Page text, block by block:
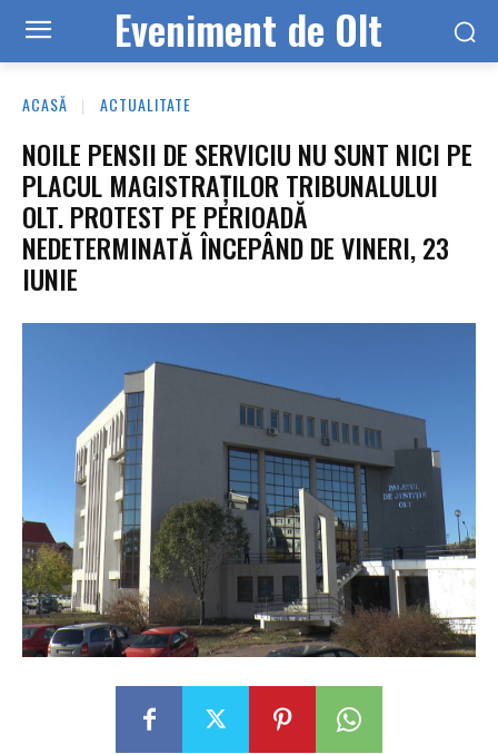
Eveniment de Olt
ACASĂ ACTUALITATE
NOILE PENSII DE SERVICIU NU SUNT NICI PE
PLACUL MAGISTRAȚILOR TRIBUNALULUI
OLT. PROTEST PE PERIOADĂ
NEDETERMINATĂ ÎNCEPÂND DE VINERI, 23
IUNIE